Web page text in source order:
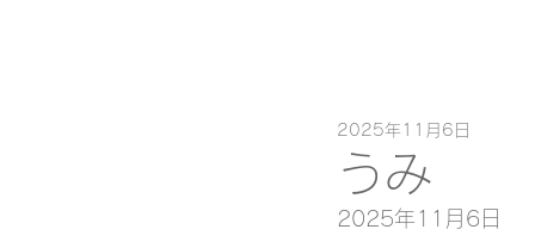
うみ
2025年11月6日
2025年11月6日